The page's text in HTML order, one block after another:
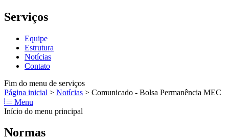
Serviços
Equipe
Estrutura
Notícias
Contato
Fim do menu de serviços
Página inicial > Notícias > Comunicado - Bolsa Permanência MEC
Menu
Início do menu principal
Normas